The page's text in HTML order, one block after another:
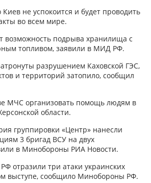
не успокоится и будет проводить
во всем мире.
возможность подрыва хранилища с
топливом, заявили в МИД РФ.
разрушением Каховской ГЭС,
и территорий затопило, сообщил
МЧС организовать помощь людям в
области.
группировки «Центр» нанесли
3 бригад ВСУ на двух
в Минобороны РИА Новости.
отразили три атаки украинских
выступе, сообщило Минобороны РФ.